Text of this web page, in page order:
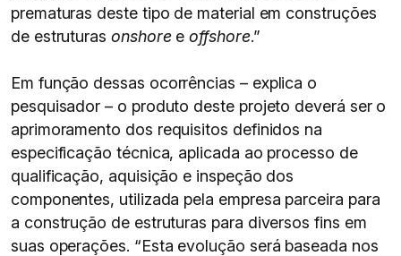
prematuras deste tipo de material em construções
de estruturas onshoreeoffshore.”
Em função dessas ocorrências – explica o
pesquisador – o produto deste projeto deverá ser o
aprimoramento dos requisitos definidos na
especificação técnica, aplicada ao processo de
qualificação, aquisição e inspeção dos
componentes, utilizada pela empresa parceira para
a construção de estruturas para diversos fins em
suas operações. “Esta evolução será baseada nos